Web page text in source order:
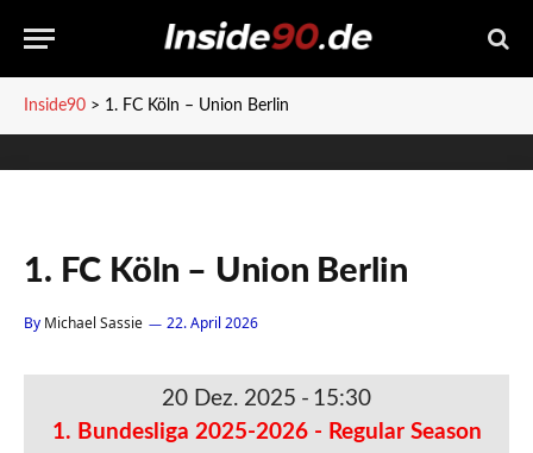
Inside90 > 1. FC Köln – Union Berlin
1. FC Köln – Union Berlin
By Michael Sassie 22. April 2026
20 Dez. 2025 - 15:30
1. Bundesliga 2025-2026 - Regular Season